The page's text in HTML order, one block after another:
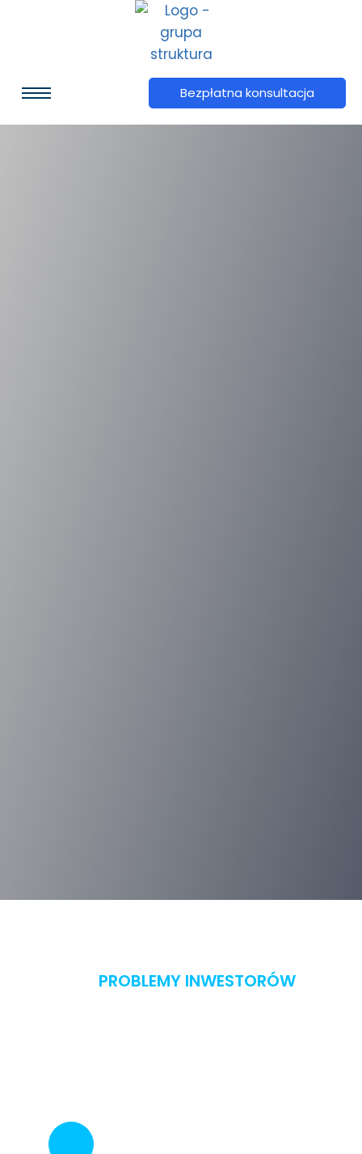
Bezpłatna konsultacja
PROBLEMY INWESTORÓW